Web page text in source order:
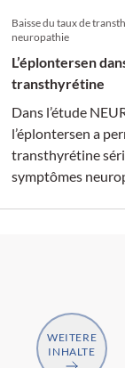
Baisse du taux de
neuropathie
L’éplontersen
transthyrétine
Dans l’étude
l’éplontersen a
transthyrétine
symptômes
WEITERE
INHALTE